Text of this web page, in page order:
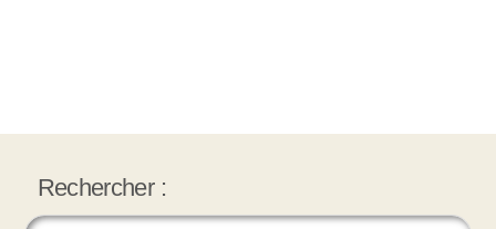
Rechercher :